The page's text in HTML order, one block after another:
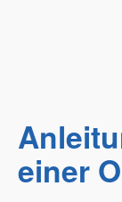
einer